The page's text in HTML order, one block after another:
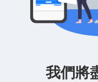
我們將